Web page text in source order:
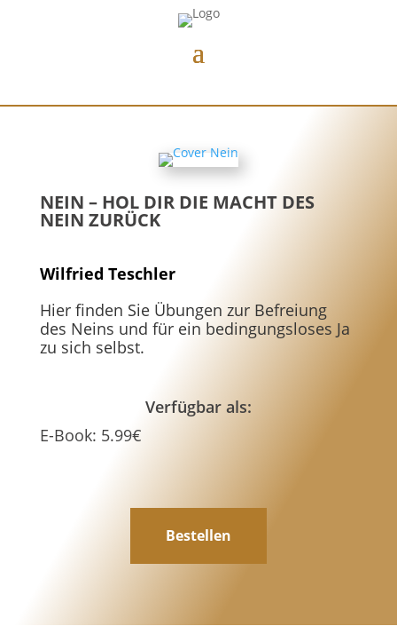
NEIN – HOL DIR DIE MACHT DES
NEIN ZURÜCK
Wilfried Teschler
Hier finden Sie Übungen zur Befreiung
des Neins und für ein bedingungsloses Ja
zu sich selbst.
Verfügbar als:
E-Book: 5.99€
Bestellen